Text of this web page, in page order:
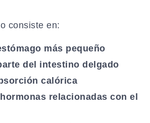
consiste en:
más pequeño
del intestino delgado
calórica
relacionadas con el